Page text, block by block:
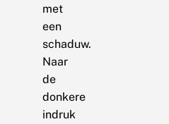
met
een
schaduw.
Naar
de
donkere
indruk